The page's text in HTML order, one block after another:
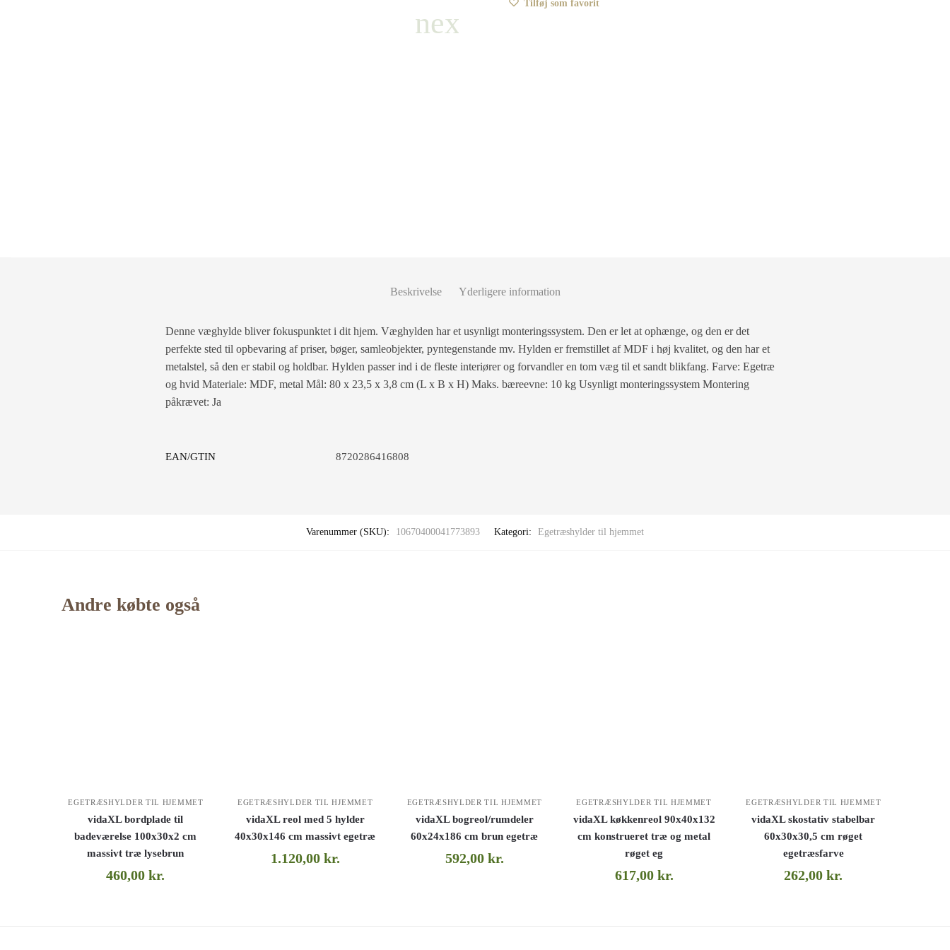
Tilføj som favorit
Beskrivelse Yderligere information
Denne væghylde bliver fokuspunktet i dit hjem. Væghylden har et usynligt monteringssystem. Den er let at ophænge, og den er det
perfekte sted til opbevaring af priser, bøger, samleobjekter, pyntegenstande mv. Hylden er fremstillet af MDF i høj kvalitet, og den har et
metalstel, så den er stabil og holdbar. Hylden passer ind i de fleste interiører og forvandler en tom væg til et sandt blikfang. Farve: Egetræ
og hvid Materiale: MDF, metal Mål: 80 x 23,5 x 3,8 cm (L x B x H) Maks. bæreevne: 10 kg Usynligt monteringssystem Montering
påkrævet: Ja
EAN/GTIN 8720286416808
Varenummer (SKU): 10670400041773893 Kategori: Egetræshylder til hjemmet
Andre købte også
EGETRÆSHYLDER TIL HJEMMET
vidaXL bordplade til
badeværelse 100x30x2 cm
massivt træ lysebrun
460,00kr.
EGETRÆSHYLDER TIL HJEMMET
vidaXL reol med 5 hylder
40x30x146 cm massivt egetræ
1.120,00 kr.
EGETRÆSHYLDER TIL HJEMMET
vidaXL bogreol/rumdeler
60x24x186 cm brun egetræ
592,00 kr.
EGETRÆSHYLDER TIL HJEMMET
vidaXL køkkenreol 90x40x132
cm konstrueret træ og metal
røget eg
617,00 kr.
EGETRÆSHYLDER TIL HJEMMET
vidaXL skostativ stabelbar
60x30x30,5 cm røget
egetræsfarve
262,00kr.